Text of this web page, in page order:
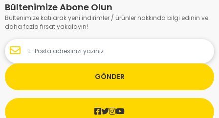
Bültenimize Abone Olun
Bültenimize katılarak yeni indirimler / ürünler hakkında bilgi edinin ve
daha fazla fırsat yakalayın!
GÖNDER